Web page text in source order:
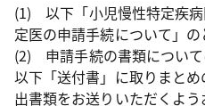
(1) 以下「小児慢性特定疾
定医の申請手続について」の
(2) 申請手続の書類について
以下「送付書」に取りまと
出書類をお送りいただくよう